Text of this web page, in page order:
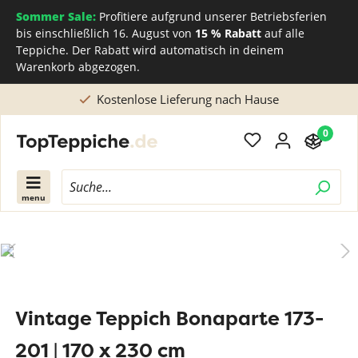
Sommer Sale: Profitiere aufgrund unserer Betriebsferien
bis einschließlich 16. August von 15 % Rabatt auf alle
Teppiche. Der Rabatt wird automatisch in deinem
Warenkorb abgezogen.
Kostenlose Lieferung nach Hause
menu
0
Vintage Teppich Bonaparte 173-
201 | 170 x 230 cm